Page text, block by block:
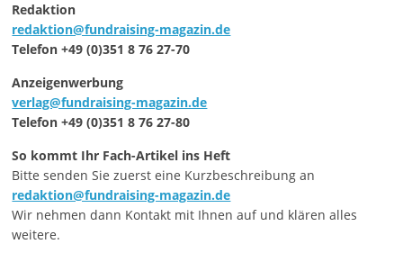
Redaktion
redaktion@fundraising-magazin.de
Telefon +49 (0)351 8 76 27-70
Anzeigenwerbung
verlag@fundraising-magazin.de
Telefon +49 (0)351 8 76 27-80
So kommt Ihr Fach-Artikel ins Heft
Bitte senden Sie zuerst eine Kurzbeschreibung an
redaktion@fundraising-magazin.de
Wir nehmen dann Kontakt mit Ihnen auf und klären alles
weitere.